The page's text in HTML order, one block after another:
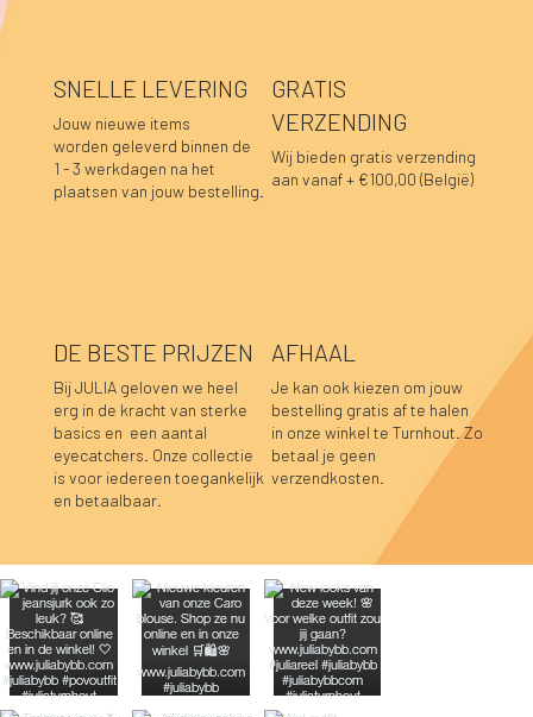
Lara sweater bordeaux
Prijs
€ 39,95
Luka sweater grijs
Prijs
€ 39,95
Luka rok grijs
Prijs
€ 34,95
Sofie top bordeaux-donkerblauw
Prijs
€ 34,95
Hannah top prune
Prijs
€ 39,95
Hannah top choco
Prijs
€ 39,95
Caro blouse beige
Prijs
€ 44,95
Caro blouse kaki
Prijs
€ 44,95
Caro blouse donkerblauw
Prijs
€ 44,95
Caro blouse choco
Prijs
€ 44,95
Pauline top bordeaux
Prijs
€ 59,95
Lucia longsleeve roze-rood
Prijs
€ 39,95
Caro blouse prune
Niet op voorraad
Caro blouse bordeaux
Niet op voorraad
Pauline top donkerblauw
Niet op voorraad
SNELLE LEVERING
Jouw nieuwe items
worden geleverd binnen de
1 - 3 werkdagen na het
plaatsen van jouw bestelling.
GRATIS
VERZENDING
Wij bieden gratis verzending
aan vanaf + €100,00 (België)
DE BESTE PRIJZEN
Bij JULIA geloven we heel
erg in de kracht van sterke
basics en een aantal
eyecatchers. Onze collectie
is voor iedereen toegankelijk
en betaalbaar.
AFHAAL
Je kan ook kiezen om jouw
bestelling gratis af te halen
in onze winkel te Turnhout. Zo
betaal je geen
verzendkosten.